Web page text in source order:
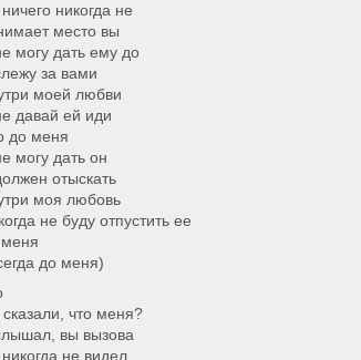
никогда не
место вы
могу дать ему до
за вами
моей любви
давай ей иди
до меня
могу дать он
отыскать
моя любовь
не буду отпустить ее
до меня)
что меня?
вы вызова
не видел